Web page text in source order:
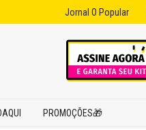
Jornal O Popular
PROMOÇÕES🎁